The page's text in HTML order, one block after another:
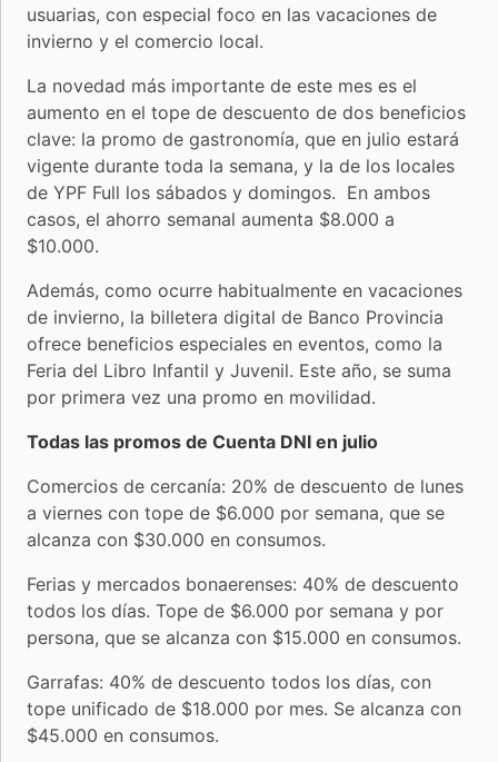
usuarias, con especial foco en las vacaciones de
invierno y el comercio local.
La novedad más importante de este mes es el
aumento en el tope de descuento de dos beneficios
clave: la promo de gastronomía, que en julio estará
vigente durante toda la semana, y la de los locales
de YPF Full los sábados y domingos. En ambos
casos, el ahorro semanal aumenta $8.000 a
$10.000.
Además, como ocurre habitualmente en vacaciones
de invierno, la billetera digital de Banco Provincia
ofrece beneficios especiales en eventos, como la
Feria del Libro Infantil y Juvenil. Este año, se suma
por primera vez una promo en movilidad.
Todas las promos de Cuenta DNI en julio
Comercios de cercanía: 20% de descuento de lunes
a viernes con tope de $6.000 por semana, que se
alcanza con $30.000 en consumos.
Ferias y mercados bonaerenses: 40% de descuento
todos los días. Tope de $6.000 por semana y por
persona, que se alcanza con $15.000 en consumos.
Garrafas: 40% de descuento todos los días, con
tope unificado de $18.000 por mes. Se alcanza con
$45.000 en consumos.